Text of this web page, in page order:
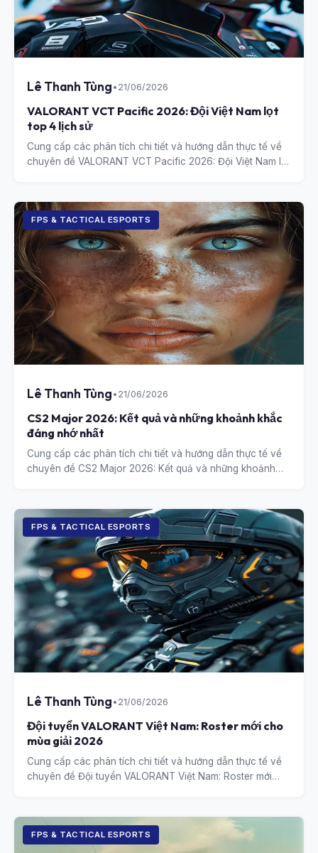
Lê Thanh Tùng • 21/06/2026
VALORANT VCT Pacific 2026: Đội Việt Nam lọt
top 4 lịch sử
Cung cấp các phân tích chi tiết và hướng dẫn thực tế về
chuyên đề VALORANT VCT Pacific 2026: Đội Việt Nam lọt
FPS & TACTICAL ESPORTS
Lê Thanh Tùng • 21/06/2026
CS2 Major 2026: Kết quả và những khoảnh khắc
đáng nhớ nhất
Cung cấp các phân tích chi tiết và hướng dẫn thực tế về
chuyên đề CS2 Major 2026: Kết quả và những khoảnh
FPS & TACTICAL ESPORTS
Lê Thanh Tùng • 21/06/2026
Đội tuyển VALORANT Việt Nam: Roster mới cho
mùa giải 2026
Cung cấp các phân tích chi tiết và hướng dẫn thực tế về
chuyên đề Đội tuyển VALORANT Việt Nam: Roster mới
FPS & TACTICAL ESPORTS